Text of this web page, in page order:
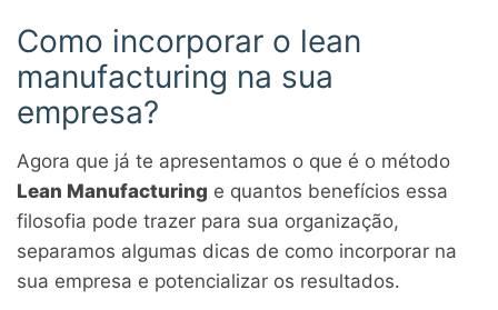
Como incorporar o lean
manufacturing na sua
empresa?
Agora que já te apresentamos o que é o método
Lean Manufacturing e quantos benefícios essa
filosofia pode trazer para sua organização,
separamos algumas dicas de como incorporar na
sua empresa e potencializar os resultados.